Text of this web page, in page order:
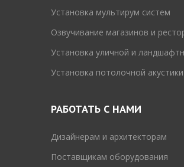
Установка мультирум систем
Озвучивание магазинов и
Установка уличной и
Установка потолочной
РАБОТАТЬ С НАМИ
Дизайнерам и архитекторам
Поставщикам оборудования